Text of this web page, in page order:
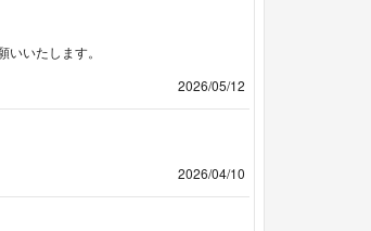
いたします。
2026/05/12
2026/04/10